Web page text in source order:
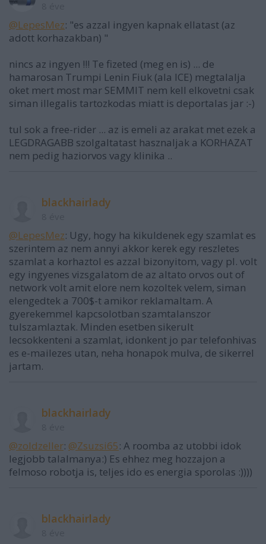
@LepesMez: "es azzal ingyen kapnak ellatast (az
adott korhazakban) "
nincs az ingyen !!! Te fizeted (meg en is) ... de
hamarosan Trumpi Lenin Fiuk (ala ICE) megtalalja
oket mert most mar SEMMIT nem kell elkovetni csak
siman illegalis tartozkodas miatt is deportalas jar :-)
tul sok a free-rider ... az is emeli az arakat met ezek a
LEGDRAGABB szolgaltatast hasznaljak a KORHAZAT
nem pedig haziorvos vagy klinika ..
blackhairlady
@LepesMez: Ugy, hogy ha kikuldenek egy szamlat es
szerintem az nem annyi akkor kerek egy reszletes
szamlat a korhaztol es azzal bizonyitom, vagy pl. volt
egy ingyenes vizsgalatom de az altato orvos out of
network volt amit elore nem kozoltek velem, siman
elengedtek a 700$-t amikor reklamaltam. A
gyerekemmel kapcsolotban szamtalanszor
tulszamlaztak. Minden esetben sikerult
lecsokkenteni a szamlat, idonkent jo par telefonhivas
es e-mailezes utan, neha honapok mulva, de sikerrel
jartam.
blackhairlady
@zoldzeller: @Zsuzsi65: A roomba az utobbi idok
legjobb talalmanya:) Es ehhez meg hozzajon a
felmoso robotja is, teljes ido es energia sporolas :))))
blackhairlady